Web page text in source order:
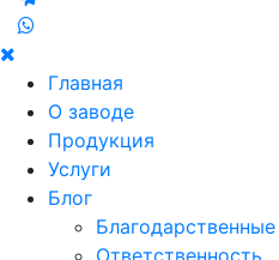
Главная
О заводе
Продукция
Услуги
Блог
Ответственность